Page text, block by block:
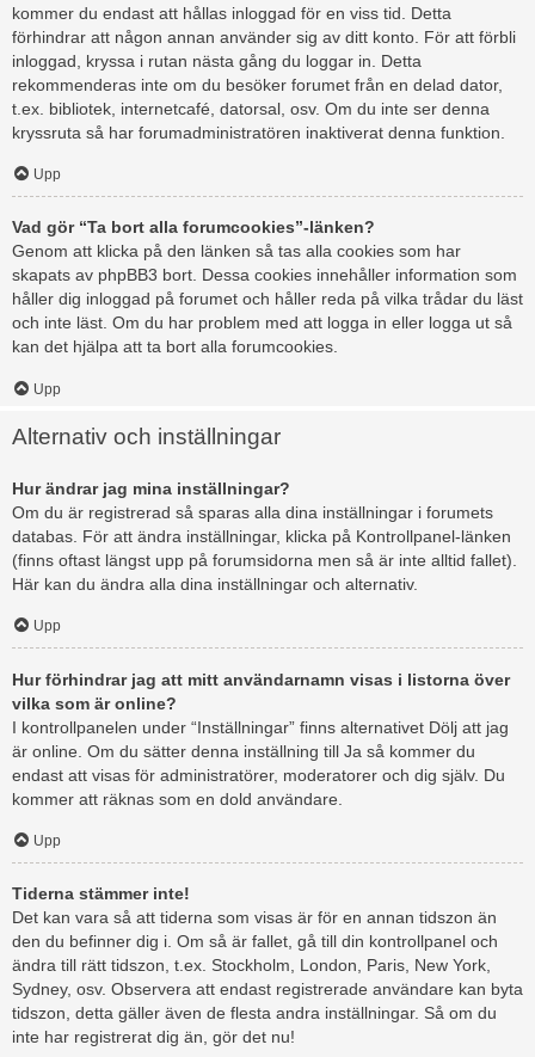
kommer du endast att hållas inloggad för en viss tid. Detta
förhindrar att någon annan använder sig av ditt konto. För att förbli
inloggad, kryssa i rutan nästa gång du loggar in. Detta
rekommenderas inte om du besöker forumet från en delad dator,
t.ex. bibliotek, internetcafé, datorsal, osv. Om du inte ser denna
kryssruta så har forumadministratören inaktiverat denna funktion.
Upp
Vad gör “Ta bort alla forumcookies”-länken?
Genom att klicka på den länken så tas alla cookies som har
skapats av phpBB3 bort. Dessa cookies innehåller information som
håller dig inloggad på forumet och håller reda på vilka trådar du läst
och inte läst. Om du har problem med att logga in eller logga ut så
kan det hjälpa att ta bort alla forumcookies.
Upp
Alternativ och inställningar
Hur ändrar jag mina inställningar?
Om du är registrerad så sparas alla dina inställningar i forumets
databas. För att ändra inställningar, klicka på Kontrollpanel-länken
(finns oftast längst upp på forumsidorna men så är inte alltid fallet).
Här kan du ändra alla dina inställningar och alternativ.
Upp
Hur förhindrar jag att mitt användarnamn visas i listorna över
vilka som är online?
I kontrollpanelen under “Inställningar” finns alternativet Dölj att jag
är online. Om du sätter denna inställning till Ja så kommer du
endast att visas för administratörer, moderatorer och dig själv. Du
kommer att räknas som en dold användare.
Upp
Tiderna stämmer inte!
Det kan vara så att tiderna som visas är för en annan tidszon än
den du befinner dig i. Om så är fallet, gå till din kontrollpanel och
ändra till rätt tidszon, t.ex. Stockholm, London, Paris, New York,
Sydney, osv. Observera att endast registrerade användare kan byta
tidszon, detta gäller även de flesta andra inställningar. Så om du
inte har registrerat dig än, gör det nu!